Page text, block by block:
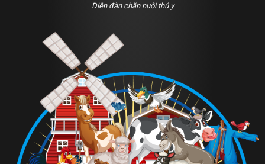
Diễn đàn chăn nuôi thú y